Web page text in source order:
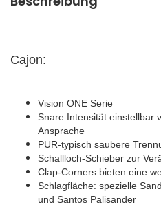
Cajon:
Vision ONE Serie
Snare Intensität einstellbar
Ansprache
PUR-typisch saubere
Schallloch-Schieber zur
Clap-Corners bieten eine
Schlagfläche: spezielle
und Santos Palisander